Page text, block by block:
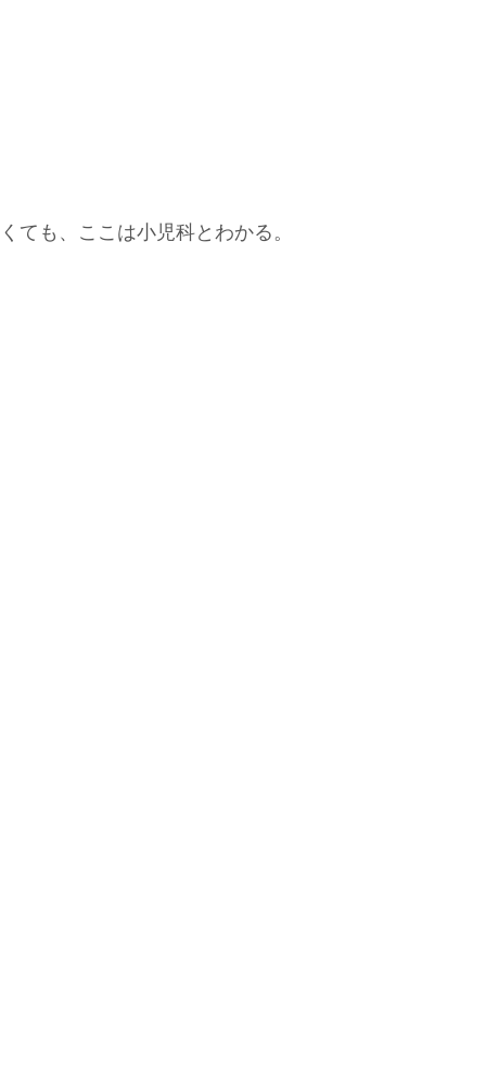
ても、ここは小児科とわかる。